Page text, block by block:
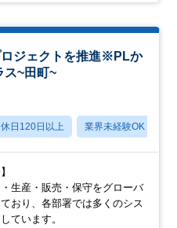
ロジェクトを推進※PLか
ス~田町~
休日120日以上 業界未経験OK
生産・販売・保守をグローバ
おり、各部署では多くのシス
ています。